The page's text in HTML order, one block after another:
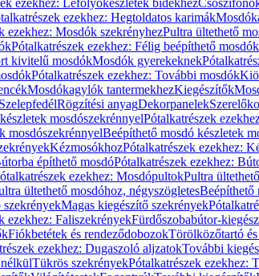
ezekhez: Lefolyókészletek bidékhez
ezekhez: Hegtoldatos karimák
ezekhez: Mosdók szekrényhezPultra ültethető
Pótalkatrészek ezekhez: Félig beépíthető mosdók
kivitelű mosdókMosdók gyerekeknek
Pótalkatrészek ezekhez: További mosdók
Mosdókagylók tantermekhezKiegészítők
SzelepfedélRögzítési anyagDekorpanelek
mosdószekrénnyelPótalkatrészek
mosdószekrénnyelBeépíthető mosdó készletek
KézmosókhozPótalkatrészek ezekhez:
építhető mosdóPótalkatrészek ezekhez:
ezekhez: MosdópultokPultra
ültethető mosdóhoz, négyszögletesBeépíthető
szekrényekMagas kiegészítő szekrények
ezekhez: FaliszekrényekFürdőszobabútor-
Fiókbetétek és rendeződobozokTörölközőtartó
ezekhez: Dugaszoló aljzatokTovábbi
Tükrös szekrényekPótalkatrészek ezekhez: